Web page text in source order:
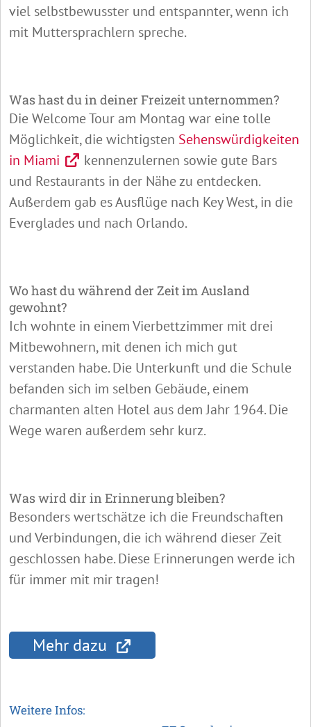
viel selbstbewusster und entspannter, wenn ich
mit Muttersprachlern spreche.
Was hast du in deiner Freizeit unternommen?
Die Welcome Tour am Montag war eine tolle
Möglichkeit, die wichtigsten Sehenswürdigkeiten
in Miami
kennenzulernen sowie gute Bars
und Restaurants in der Nähe zu entdecken.
Außerdem gab es Ausflüge nach Key West, in die
Everglades und nach Orlando.
Wo hast du während der Zeit im Ausland
gewohnt?
Ich wohnte in einem Vierbettzimmer mit drei
Mitbewohnern, mit denen ich mich gut
verstanden habe. Die Unterkunft und die Schule
befanden sich im selben Gebäude, einem
charmanten alten Hotel aus dem Jahr 1964. Die
Wege waren außerdem sehr kurz.
Was wird dir in Erinnerung bleiben?
Besonders wertschätze ich die Freundschaften
und Verbindungen, die ich während dieser Zeit
geschlossen habe. Diese Erinnerungen werde ich
für immer mit mir tragen!
Mehr dazu
Weitere Infos: